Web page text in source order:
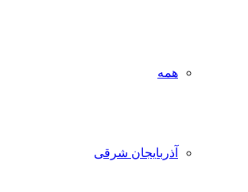
همه
آذربایجان شرقی